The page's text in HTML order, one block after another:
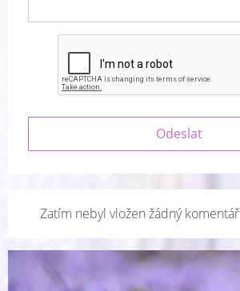
Zatím nebyl vložen žádný komentář